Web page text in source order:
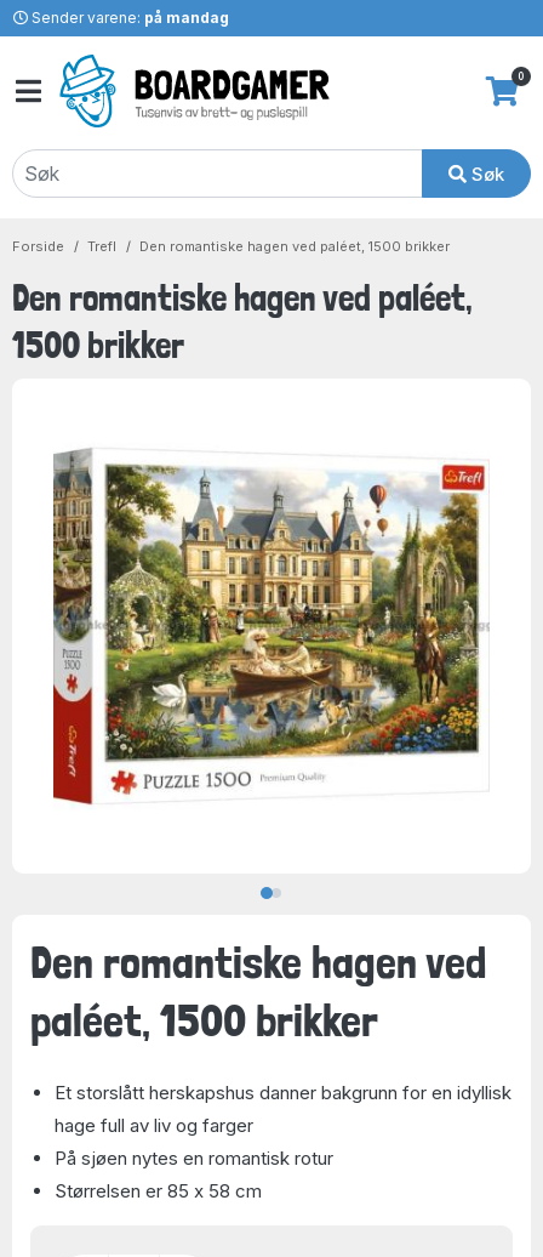
Sender varene: på mandag
Søk
0
Forside Trefl Den romantiske hagen ved paléet, 1500 brikker
Den romantiske hagen ved paléet,
1500 brikker
Den romantiske hagen ved
paléet, 1500 brikker
Et storslått herskapshus danner bakgrunn for en idyllisk
hage full av liv og farger
På sjøen nytes en romantisk rotur
Størrelsen er 85 x 58 cm